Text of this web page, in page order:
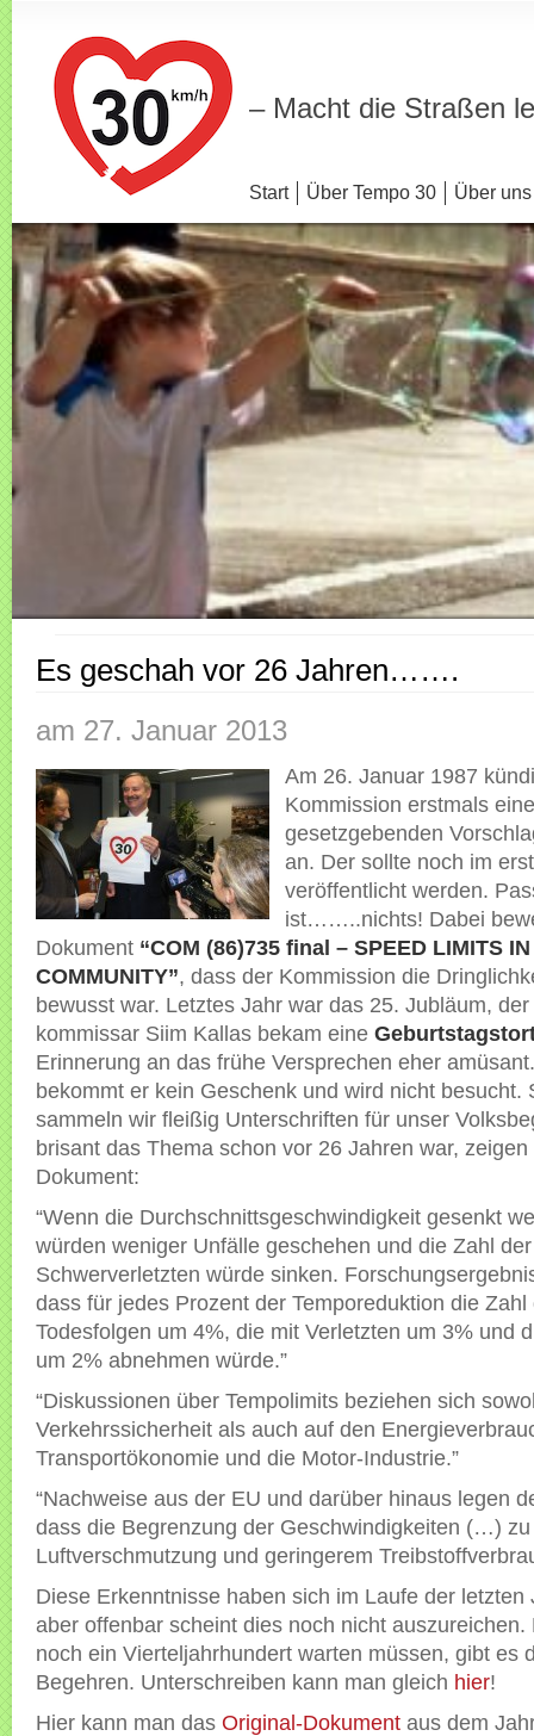
– Macht die Straßen
Start Über Tempo 30 Über uns
Es geschah vor 26 Jahren…….
am 27. Januar 2013
Am 26. Januar 1987
Kommission erstmals
gesetzgebenden
an. Der sollte noch im
veröffentlicht werden.
ist……..nichts! Dabei
Dokument “COM (86)735 final – SPEED LIMITS
COMMUNITY”, dass der Kommission die
bewusst war. Letztes Jahr war das 25. Jubläum,
kommissar Siim Kallas bekam eine
Erinnerung an das frühe Versprechen eher
bekommt er kein Geschenk und wird nicht besucht.
sammeln wir fleißig Unterschriften für unser
brisant das Thema schon vor 26 Jahren war,
Dokument:
“Wenn die Durchschnittsgeschwindigkeit gesenkt
würden weniger Unfälle geschehen und die Zahl
Schwerverletzten würde sinken.
dass für jedes Prozent der Temporeduktion die
Todesfolgen um 4%, die mit Verletzten um 3% und
um 2% abnehmen würde.”
“Diskussionen über Tempolimits beziehen sich
Verkehrssicherheit als auch auf den
Transportökonomie und die Motor-Industrie.”
“Nachweise aus der EU und darüber hinaus legen
dass die Begrenzung der Geschwindigkeiten (…)
Luftverschmutzung und geringerem
Diese Erkenntnisse haben sich im Laufe der letzten
aber offenbar scheint dies noch nicht auszureichen.
noch ein Vierteljahrhundert warten müssen, gibt es
Begehren. Unterschreiben kann man gleich hier!
Hier kann man das Original-Dokument aus dem